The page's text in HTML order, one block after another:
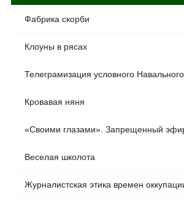
Фабрика скорби
Клоуны в рясах
Телеграмизация условного Навального
Кровавая няня
«Своими глазами». Запрещенный
Веселая школота
Журналистская этика времен